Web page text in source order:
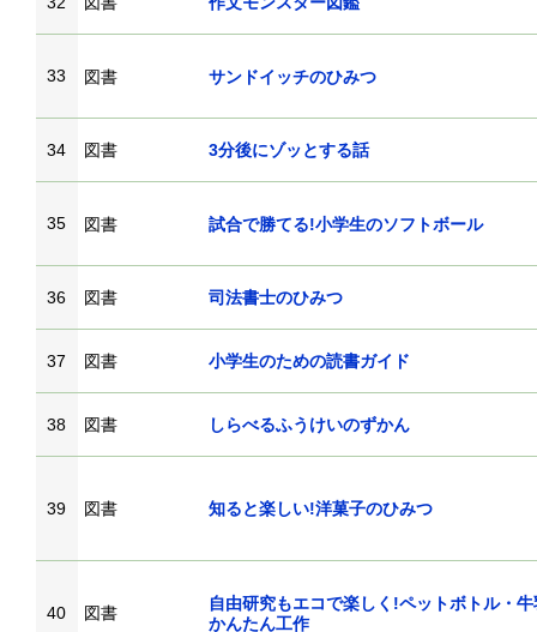
33 図書 サンドイッチのひみつ
34 図書 3分後にゾッとする話
35 図書 試合で勝てる!小学生のソフトボール
36 図書 司法書士のひみつ
37 図書 小学生のための読書ガイド
38 図書 しらべるふうけいのずかん
39 図書 知ると楽しい!洋菓子のひみつ
40 図書
自由研究もエコで楽しく!ペットボトル・
かんたん工作